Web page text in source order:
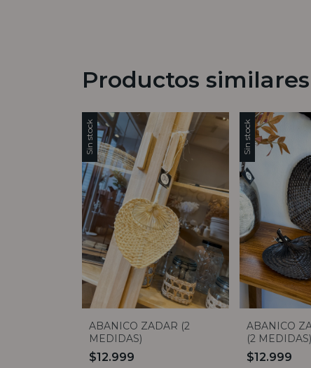
Productos similares
Sin stock
ABANICO ZADAR (2
MEDIDAS)
$12.999
Sin stock
ABANICO
(2 MEDIDAS)
$12.999